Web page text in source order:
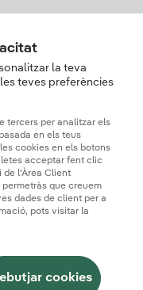
Clientes
de cookies
Accessibilitat
la teva
teves preferències
tercers per analitzar els
en els teus
cookies en els botons
acceptar fent clic
de l'Àrea Client
que creuem
dades de client per a
pots visitar la
cookies